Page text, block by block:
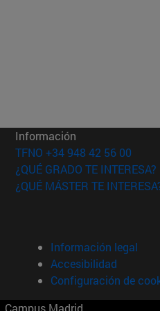
ventana)
ventana)
Información
TFNO +34 948 42 56 00
¿QUÉ GRADO TE INTERESA?
¿QUÉ MÁSTER TE
Información legal
Accesibilidad
Configuración de
Campus Madrid